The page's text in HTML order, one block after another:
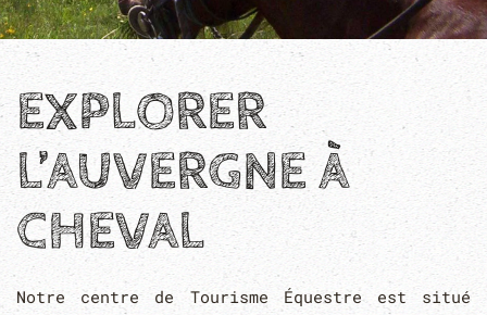
EXPLORER
L’AUVERGNE À
CHEVAL
Notre centre de Tourisme Équestre est situé